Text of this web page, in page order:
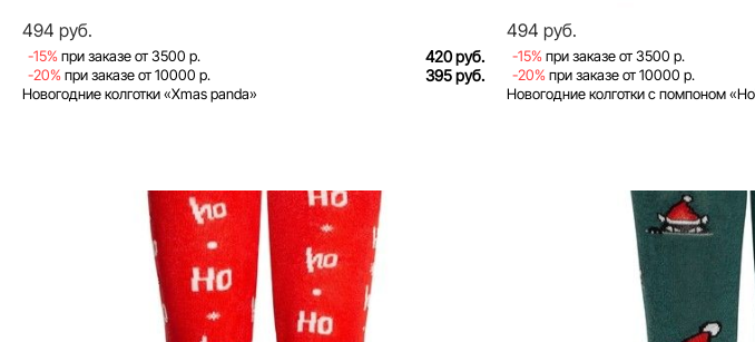
494 руб.
-15% при заказе от 3500 р. 420 руб.
-20% при заказе от 10000 р. 395 руб.
Новогодние колготки «Xmas panda»
494 руб.
-15% при заказе от 3500 р.
-20% при заказе от 10000 р.
Новогодние колготки с помпоном